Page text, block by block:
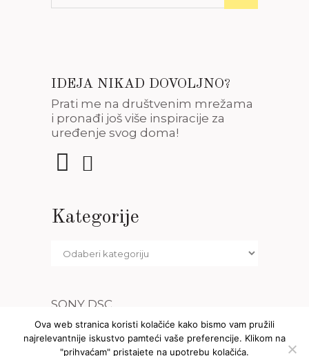
IDEJA NIKAD DOVOLJNO?
Prati me na društvenim mrežama
i pronađi još više inspiracije za
uređenje svog doma!
Kategorije
SONY DSC
Ova web stranica koristi kolačiće kako bismo vam pružili
najrelevantnije iskustvo pamteći vaše preferencije. Klikom na
"prihvaćam" pristajete na upotrebu kolačića.